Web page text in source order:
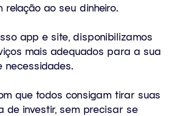
relação ao seu dinheiro.
app e site, disponibilizamos
mais adequados para a sua
necessidades.
que todos consigam tirar suas
de investir, sem precisar se